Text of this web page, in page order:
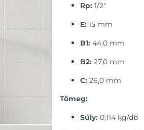
Rp: 1/2"
E: 15 mm
B1: 44,0 mm
B2: 27,0 mm
C: 26,0 mm
Tömeg:
Súly: 0,114 kg/db